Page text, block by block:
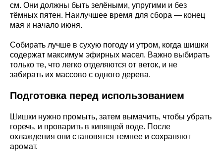
см. Они должны быть зелёными, упругими и без
тёмных пятен. Наилучшее время для сбора — конец
мая и начало июня.
Собирать лучше в сухую погоду и утром, когда шишки
содержат максимум эфирных масел. Важно выбирать
только те, что легко отделяются от веток, и не
забирать их массово с одного дерева.
Подготовка перед использованием
Шишки нужно промыть, затем вымачить, чтобы убрать
горечь, и проварить в кипящей воде. После
охлаждения они становятся темнее и сохраняют
аромат.